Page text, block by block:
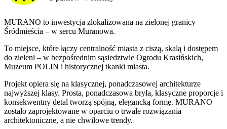
MURANO to inwestycja zlokalizowana na zielonej granicy
Śródmieścia – w sercu Muranowa.
To miejsce, które łączy centralność miasta z ciszą, skalą i dostępem
do zieleni – w bezpośrednim sąsiedztwie Ogrodu Krasińskich,
Muzeum POLIN i historycznej tkanki miasta.
Projekt opiera się na klasycznej, ponadczasowej architekturze
najwyższej klasy. Prosta, ponadczasowa bryła, klasyczne proporcje i
konsekwentny detal tworzą spójną, elegancką formę. MURANO
zostało zaprojektowane w oparciu o trwałe rozwiązania
architektoniczne, a nie chwilowe trendy.